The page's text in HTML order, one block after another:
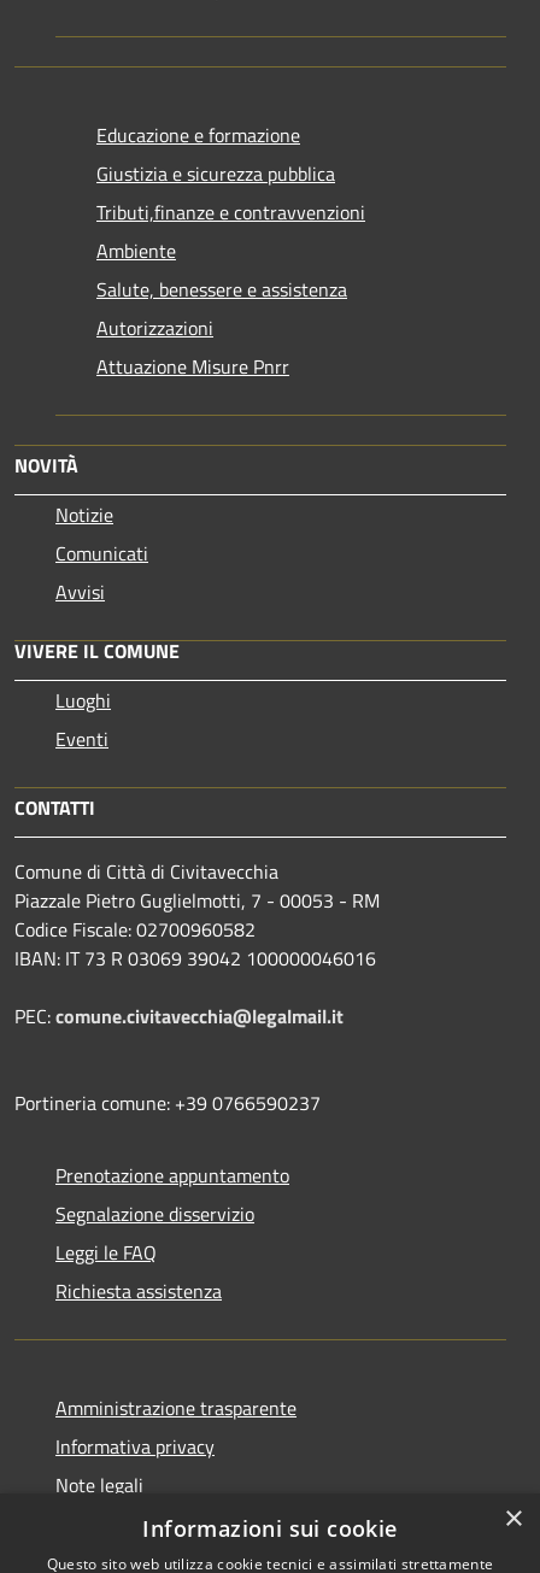
Educazione e formazione
Giustizia e sicurezza pubblica
Tributi,finanze e contravvenzioni
Ambiente
Salute, benessere e assistenza
Autorizzazioni
Attuazione Misure Pnrr
NOVITÀ
Notizie
Comunicati
Avvisi
VIVERE IL COMUNE
Luoghi
Eventi
CONTATTI
Comune di Città di Civitavecchia
Piazzale Pietro Guglielmotti, 7 - 00053 - RM
Codice Fiscale: 02700960582
IBAN: IT 73 R 03069 39042 100000046016
PEC:comune.civitavecchia@legalmail.it
Portineria comune: +39 0766590237
Prenotazione appuntamento
Segnalazione disservizio
Leggi le FAQ
Richiesta assistenza
Amministrazione trasparente
Informativa privacy
Note legali
Dichiarazione di accessibilità
×
Informazioni sui cookie
Questo sito web utilizza cookie tecnici e assimilati strettamente